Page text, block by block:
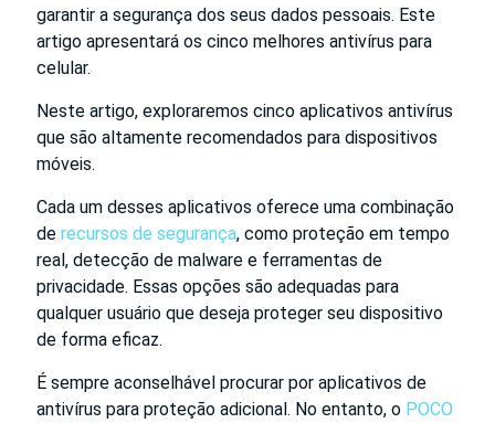
garantir a segurança dos seus dados pessoais. Este
artigo apresentará os cinco melhores antivírus para
celular.
Neste artigo, exploraremos cinco aplicativos antivírus
que são altamente recomendados para dispositivos
móveis.
Cada um desses aplicativos oferece uma combinação
de recursos de segurança, como proteção em tempo
real, detecção de malware e ferramentas de
privacidade. Essas opções são adequadas para
qualquer usuário que deseja proteger seu dispositivo
de forma eficaz.
É sempre aconselhável procurar por aplicativos de
antivírus para proteção adicional. No entanto, o POCO